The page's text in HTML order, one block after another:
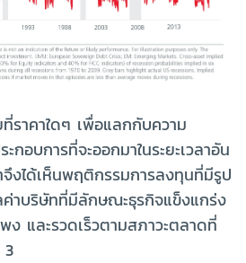
ราคาใดๆ เพื่อแลกกับความ
กอบการที่จะออกมาในระยะเวลาอัน
จึงได้เห็นพฤติกรรมการลงทุนที่มีรูป
าบริษัทที่มีลักษณะธุรกิจแข็งแกร่ง
ง และรวดเร็วตามสภาวะตลาดที่
3